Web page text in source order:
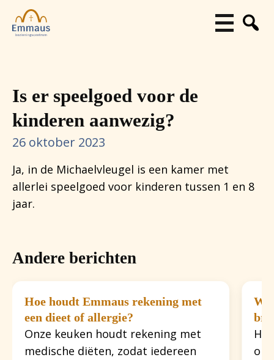
Is er speelgoed voor de
kinderen aanwezig?
26 oktober 2023
Ja, in de Michaelvleugel is een kamer met
allerlei speelgoed voor kinderen tussen 1 en 8
jaar.
Andere berichten
Hoe houdt Emmaus rekening met
een dieet of allergie?
Onze keuken houdt rekening met
medische diëten, zodat iedereen